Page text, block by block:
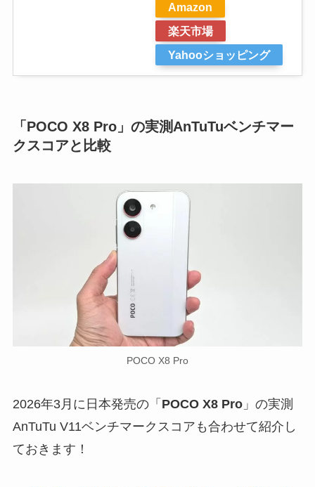
Amazon
楽天市場
Yahooショッピング
「POCO X8 Pro」の実測AnTuTuベンチマー
クスコアと比較
POCO X8 Pro
2026年3月に日本発売の「 POCO X8 Pro」の実測
AnTuTu V11ベンチマークスコアも合わせて紹介し
ておきます！